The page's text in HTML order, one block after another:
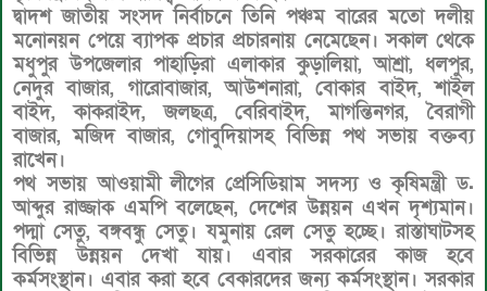
দ্বাদশ জাতীয় সংসদ নির্বাচনে তিনি পঞ্চম বারের মতো দলীয়
মনোনয়ন পেয়ে ব্যাপক প্রচার প্রচারনায় নেমেছেন। সকাল থেকে
মধুপুর উপজেলার পাহাড়িরা এলাকার কুড়ালিয়া, আশ্রা, ধলপুর,
নেদুর বাজার, গারোবাজার, আউশনারা, বোকার বাইদ, শাইল
বাইদ, কাকরাইদ, জলছত্র, বেরিবাইদ, মাগন্তিনগর, বৈরাগী
বাজার, মজিদ বাজার, গোবুদিয়াসহ বিভিন্ন পথ সভায় বক্তব্য
রাখেন।
পথ সভায় আওয়ামী লীগের প্রেসিডিয়াম সদস্য ও কৃষিমন্ত্রী ড.
আব্দুর রাজ্জাক এমপি বলেছেন, দেশের উন্নয়ন এখন দৃশ্যমান।
পদ্মা সেতু, বঙ্গবন্ধু সেতু। যমুনায় রেল সেতু হচ্ছে। রাস্তাঘাটসহ
বিভিন্ন উন্নয়ন দেখা যায়। এবার সরকারের কাজ হবে
কর্মসংস্থান। এবার করা হবে বেকারদের জন্য কর্মসংস্থান। সরকার